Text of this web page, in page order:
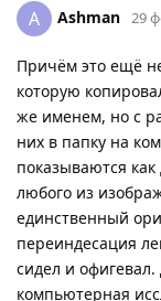
A Ashman 29
Причём это ещё
которую
же именем, но с
них в папку на
показываются
любого из
единственный
переиндесация
сидел и
компьютерная